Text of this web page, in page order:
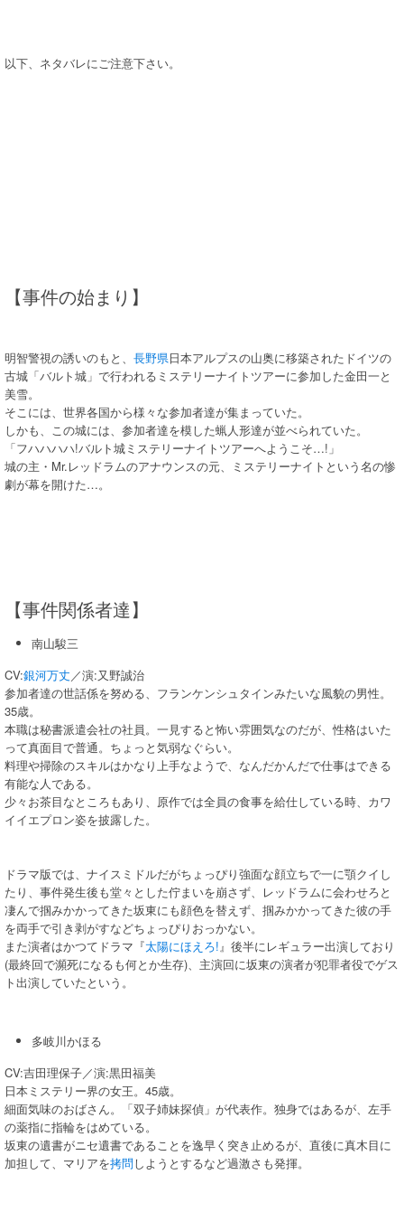
以下、ネタバレにご注意下さい。
【事件の始まり】
明智警視の誘いのもと、 長野県日本アルプスの山奥に移築されたドイツの
古城「バルト城」で行われるミステリーナイトツアーに参加した金田一と
美雪。
そこには、世界各国から様々な参加者達が集まっていた。
しかも、この城には、参加者達を模した蝋人形達が並べられていた。
「フハハハハ!バルト城ミステリーナイトツアーへようこそ…!」
城の主・Mr.レッドラムのアナウンスの元、ミステリーナイトという名の惨
劇が幕を開けた…。
【事件関係者達】
南山駿三
CV:銀河万丈／演:又野誠治
参加者達の世話係を努める、フランケンシュタインみたいな風貌の男性。
35歳。
本職は秘書派遣会社の社員。一見すると怖い雰囲気なのだが、性格はいた
って真面目で普通。ちょっと気弱なぐらい。
料理や掃除のスキルはかなり上手なようで、なんだかんだで仕事はできる
有能な人である。
少々お茶目なところもあり、原作では全員の食事を給仕している時、カワ
イイエプロン姿を披露した。
ドラマ版では、ナイスミドルだがちょっぴり強面な顔立ちで一に顎クイし
たり、事件発生後も堂々とした佇まいを崩さず、レッドラムに会わせろと
凄んで掴みかかってきた坂東にも顔色を替えず、掴みかかってきた彼の手
を両手で引き剥がすなどちょっぴりおっかない。
また演者はかつてドラマ『太陽にほえろ!』後半にレギュラー出演しており
(最終回で瀕死になるも何とか生存)、主演回に坂東の演者が犯罪者役でゲス
ト出演していたという。
多岐川かほる
CV:吉田理保子／演:黒田福美
日本ミステリー界の女王。45歳。
細面気味のおばさん。「双子姉妹探偵」が代表作。独身ではあるが、左手
の薬指に指輪をはめている。
坂東の遺書がニセ遺書であることを逸早く突き止めるが、直後に真木目に
加担して、マリアを拷問しようとするなど過激さも発揮。